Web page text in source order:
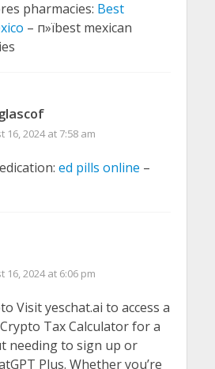
pharmacies: Best
– п»їbest mexican
16, 2024 at 7:58 am
ed pills online –
16, 2024 at 6:06 pm
Visit yeschat.ai to access a
Tax Calculator for a
needing to sign up or
Plus. Whether you’re